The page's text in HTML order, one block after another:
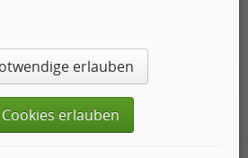
Bescheid sagen.
erlauben
erlauben